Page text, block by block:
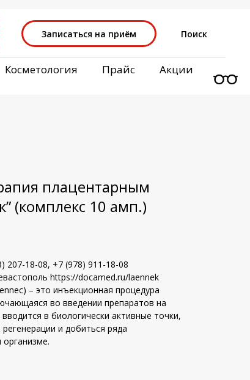
Записаться на приём Поиск
Косметология Прайс
Акции
плацентарным
(комплекс 10 амп.)
207-18-08, +7 (978) 911-18-08
https://docamed.ru/laennek
– это инъекционная процедура
во введении препаратов на
в биологически активные точки,
и добиться ряда